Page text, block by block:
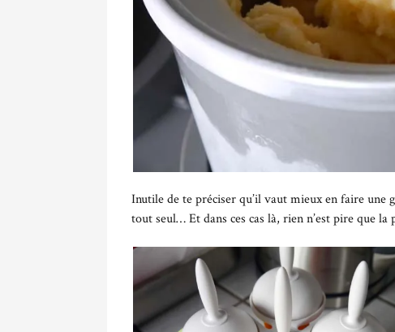
Inutile de te préciser qu’il vaut mieux en faire une
tout seul… Et dans ces cas là, rien n’est pire que la